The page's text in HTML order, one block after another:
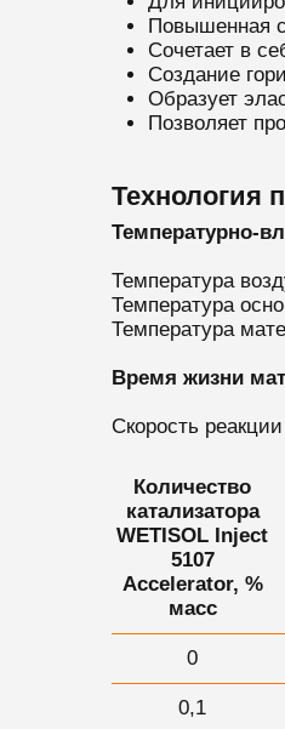
Повышенная
Сочетает в
Создание
Образует
Позволяет
Технология
Температурно-
Температура
Температура
Температура
Время жизни
Скорость
Количество
катализатора
WETISOL Inject
5107
Accelerator, %
масс
0
0,1